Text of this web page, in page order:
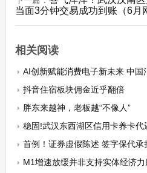
当面3分钟交易成功到账（6月
相关阅读
AI创新赋能消费电子新未来 中
抖音住宿板块佣金近乎翻倍
胖东来越神，老板越“不像人”
稳固!武汉东西湖区信用卡养卡代还以及信
首例！证券虚假陈述 签字保代
M1增速放缓并非支持实体经济